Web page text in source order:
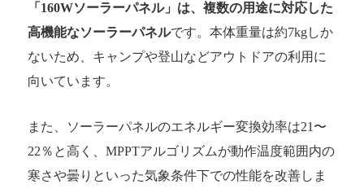
「160Wソーラーパネル」は、複数の用途に対応した
高機能なソーラーパネルです。本体重量は約7kgしか
ないため、キャンプや登山などアウトドアの利用に
向いています。
また、ソーラーパネルのエネルギー変換効率は21〜
22％と高く、MPPTアルゴリズムが動作温度範囲内の
寒さや曇りといった気象条件下での性能を改善しま